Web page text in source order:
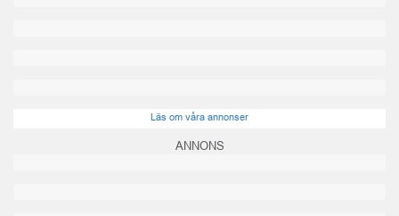
Läs om våra annonser
ANNONS